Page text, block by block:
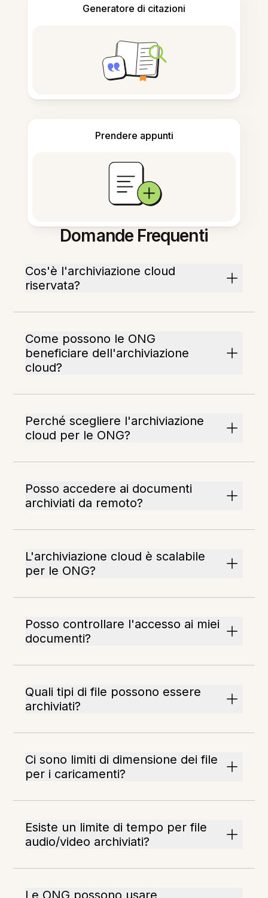
Generatore di citazioni
Prendere appunti
Domande Frequenti
Cos'è l'archiviazione cloud
riservata?
Come possono le ONG
beneficiare dell'archiviazione
cloud?
Perché scegliere l'archiviazione
cloud per le ONG?
Posso accedere ai documenti
archiviati da remoto?
L'archiviazione cloud è scalabile
per le ONG?
Posso controllare l'accesso ai miei
documenti?
Quali tipi di file possono essere
archiviati?
Ci sono limiti di dimensione dei file
per i caricamenti?
Esiste un limite di tempo per file
audio/video archiviati?
Le ONG possono usare